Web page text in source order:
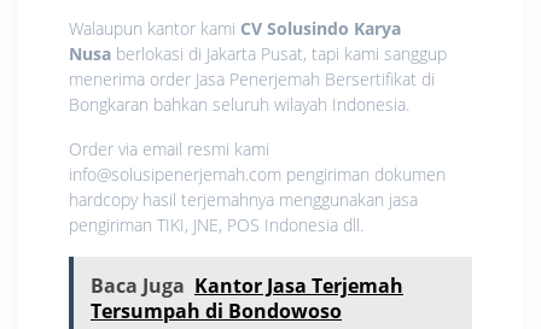
Walaupun kantor kami CV Solusindo Karya
Nusa berlokasi di Jakarta Pusat, tapi kami sanggup
menerima order Jasa Penerjemah Bersertifikat di
Bongkaran bahkan seluruh wilayah Indonesia.
Order via email resmi kami
info@solusipenerjemah.com pengiriman dokumen
hardcopy hasil terjemahnya menggunakan jasa
pengiriman TIKI, JNE, POS Indonesia dll.
Baca Juga Kantor Jasa Terjemah
Tersumpah di Bondowoso